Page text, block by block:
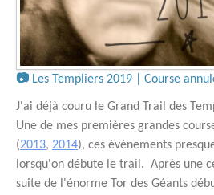
📷 Les Templiers 2019 | Course
J'ai déjà couru le Grand Trail des
Une de mes premières grandes
(2013, 2014), ces événements
lorsqu'on débute le trail. Après une
suite de l'énorme Tor des Géants